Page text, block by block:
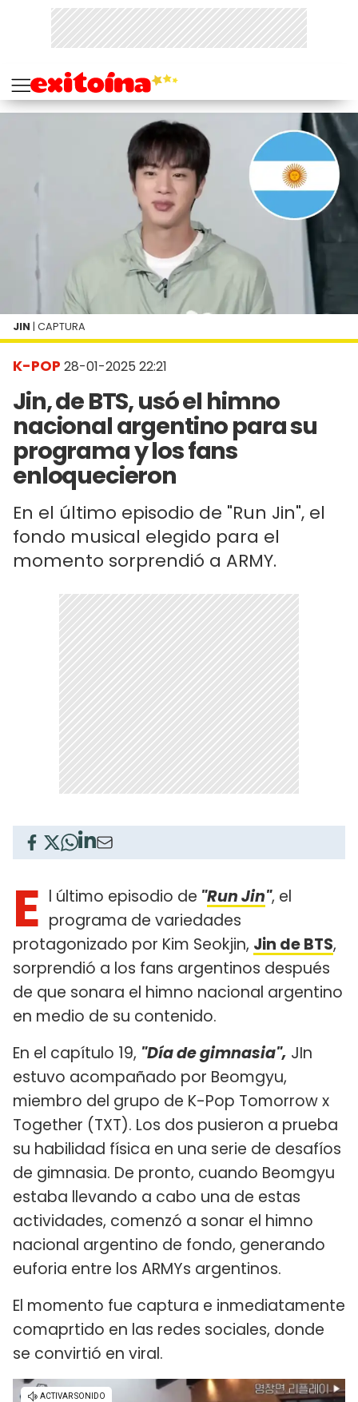
K-POP 28-01-2025 22:21
Jin, de BTS, usó el himno
nacional argentino para su
programa y los fans
enloquecieron
En el último episodio de "Run Jin", el
fondo musical elegido para el
momento sorprendió a ARMY.
JIN | CAPTURA
E l último episodio de "Run Jin", el
programa de variedades
protagonizado por Kim Seokjin, Jin de BTS,
sorprendió a los fans argentinos después
de que sonara el himno nacional argentino
en medio de su contenido.
En el capítulo 19, "Día de gimnasia", JIn
estuvo acompañado por Beomgyu,
miembro del grupo de K-Pop Tomorrow x
Together (TXT). Los dos pusieron a prueba
su habilidad física en una serie de desafíos
de gimnasia. De pronto, cuando Beomgyu
estaba llevando a cabo una de estas
actividades, comenzó a sonar el himno
nacional argentino de fondo, generando
euforia entre los ARMYs argentinos.
El momento fue captura e inmediatamente
comaprtido en las redes sociales, donde
se convirtió en viral.